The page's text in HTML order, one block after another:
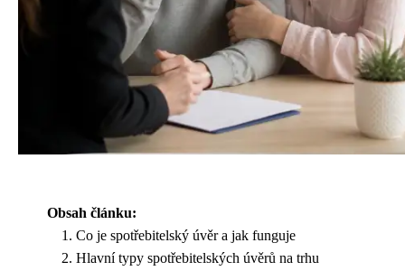
Obsah článku:
Co je spotřebitelský úvěr a jak funguje
Hlavní typy spotřebitelských úvěrů na trhu